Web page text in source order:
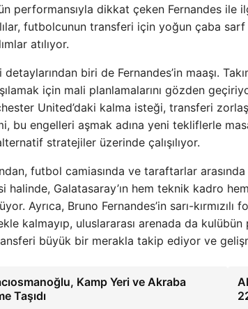
performansıyla dikkat çeken Fernandes
futbolcunun transferi için yoğun çaba
atılıyor.
biri de Fernandes’in maaşı.
için mali planlamalarını gözden
United’daki kalma isteği, transferi
bu engelleri aşmak adına yeni tekliflerle
stratejiler üzerinde çalışılıyor.
futbol camiasında ve taraftarlar
halinde, Galatasaray’ın hem teknik kadro
Ayrıca, Bruno Fernandes’in sarı-
kalmayıp, uluslararası arenada da
büyük bir merakla takip ediyor ve
Kamp Yeri ve Akraba
Taşıdı